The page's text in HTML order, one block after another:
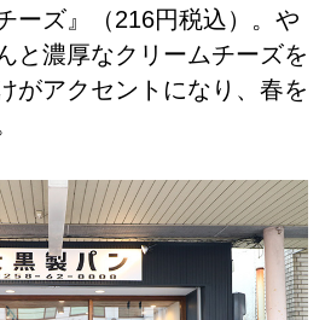
ーズ』（216円税込）。や
と濃厚なクリームチーズを
がアクセントになり、春を